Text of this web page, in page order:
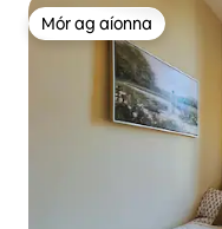
Mór ag aíonna
Mór ag aíonna